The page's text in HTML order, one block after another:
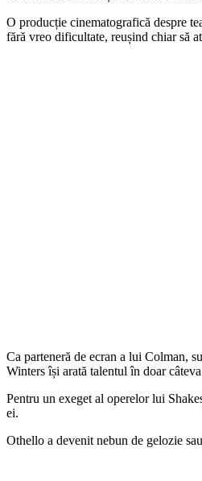
O producție cinematografică despre
fără vreo dificultate, reușind chiar să
Ca parteneră de ecran a lui Colman,
Winters își arată talentul în doar
Pentru un exeget al operelor lui
ei.
Othello a devenit nebun de gelozie